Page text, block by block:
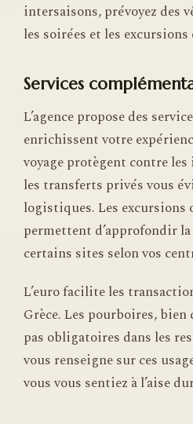
intersaisons, prévoyez des
les soirées et les
Services
L’agence propose des
enrichissent votre
voyage protègent contre
les transferts privés vous
logistiques. Les excursions
permettent d’approfondir
certains sites selon vos
L’euro facilite les
Grèce. Les pourboires, bien
pas obligatoires dans les
vous renseigne sur ces
vous vous sentiez à l’aise